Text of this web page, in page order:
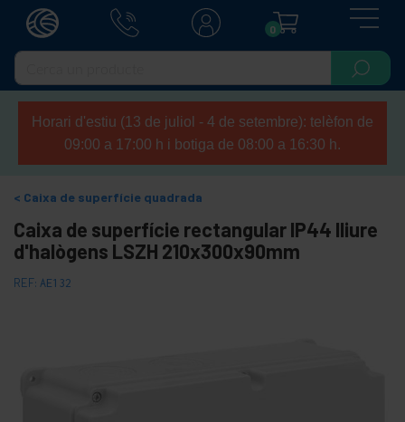
0
Horari d'estiu (13 de juliol - 4 de setembre): telèfon de
09:00 a 17:00 h i botiga de 08:00 a 16:30 h.
Caixa de superfície quadrada
Caixa de superfície rectangular IP44 lliure
d'halògens LSZH 210x300x90mm
REF: AE132